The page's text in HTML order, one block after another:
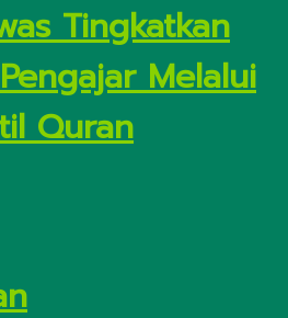
Tingkatkan
Melalui
Quran